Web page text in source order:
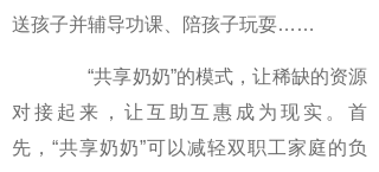
送孩子并辅导功课、陪孩子玩耍……
“共享奶奶”的模式，让稀缺的资源
对接起来，让互助互惠成为现实。首
先，“共享奶奶”可以减轻双职工家庭的负